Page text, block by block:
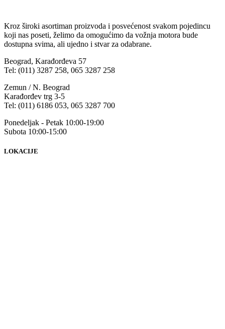
Kroz široki asortiman proizvoda i posvećenost svakom pojedincu
koji nas poseti, želimo da omogućimo da vožnja motora bude
dostupna svima, ali ujedno i stvar za odabrane.
Beograd, Karađorđeva 57
Tel: (011) 3287 258, 065 3287 258
Zemun / N. Beograd
Karađorđev trg 3-5
Tel: (011) 6186 053, 065 3287 700
Ponedeljak - Petak 10:00-19:00
Subota 10:00-15:00
LOKACIJE